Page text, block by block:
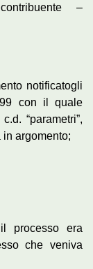
–
notificatogli
con il quale
“parametri”,
in argomento;
processo era
che veniva